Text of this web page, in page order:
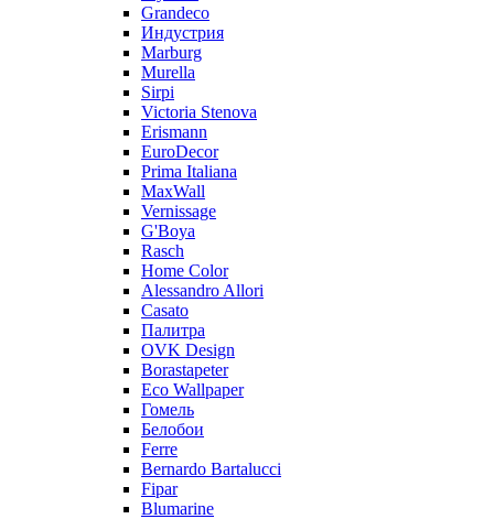
Grandeco
Индустрия
Marburg
Murella
Sirpi
Victoria Stenova
Erismann
EuroDecor
Prima Italiana
MaxWall
Vernissage
G'Boya
Rasch
Home Color
Alessandro Allori
Casato
Палитра
OVK Design
Borastapeter
Eco Wallpaper
Гомель
Белобои
Ferre
Bernardo Bartalucci
Fipar
Blumarine